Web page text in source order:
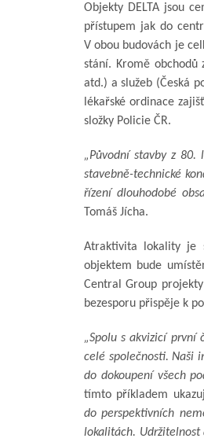
Objekty DELTA jsou
přístupem jak do
V obou budovách je
stání. Kromě
atd.) a služeb (Česká
lékařské ordinace
složky Policie ČR.
„Původní stavby z
stavebně-technické
řízení dlouhodobé
Tomáš Jícha.
Atraktivita lokality je
objektem bude
Central Group
bezesporu přispěje k
„Spolu s akvizicí první
celé společnosti. Naši
do dokoupení všech
tímto příkladem
do perspektivních
lokalitách.